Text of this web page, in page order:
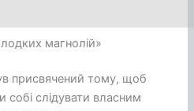
магнолій»
присвячений тому, щоб
собі слідувати власним